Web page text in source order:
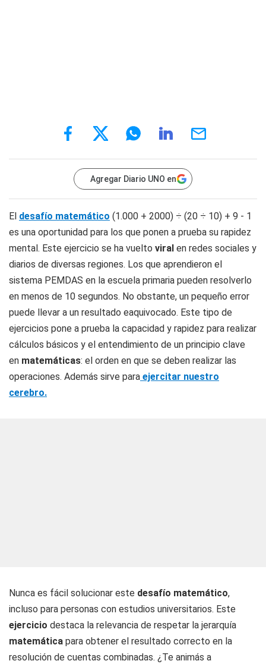
Agregar Diario UNO en
El desafío matemático (1.000 + 2000) ÷ (20 ÷ 10) + 9 - 1
es una oportunidad para los que ponen a prueba su rapidez
mental. Este ejercicio se ha vuelto viral en redes sociales y
diarios de diversas regiones. Los que aprendieron el
sistema PEMDAS en la escuela primaria pueden resolverlo
en menos de 10 segundos. No obstante, un pequeño error
puede llevar a un resultado eaquivocado. Este tipo de
ejercicios pone a prueba la capacidad y rapidez para realizar
cálculos básicos y el entendimiento de un principio clave
en matemáticas: el orden en que se deben realizar las
operaciones. Además sirve para ejercitar nuestro
cerebro.
Nunca es fácil solucionar este desafío matemático,
incluso para personas con estudios universitarios. Este
ejercicio destaca la relevancia de respetar la jerarquía
matemática para obtener el resultado correcto en la
resolución de cuentas combinadas. ¿Te animás a